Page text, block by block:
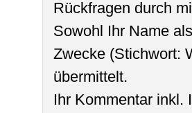
Rückfragen durch
Sowohl Ihr Name
Zwecke (Stichwort:
übermittelt.
Ihr Kommentar inkl.